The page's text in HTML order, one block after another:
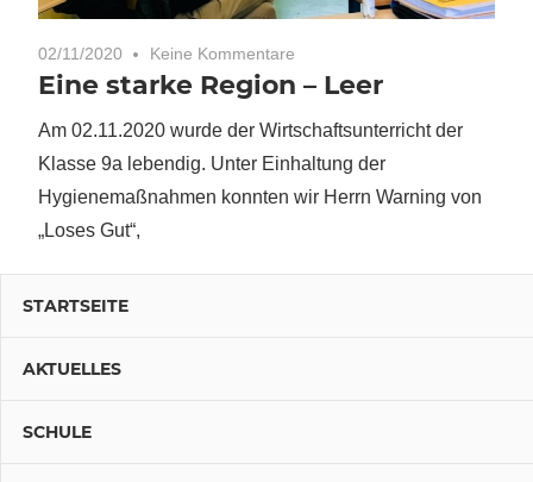
02/11/2020 Keine Kommentare
Eine starke Region – Leer
Am 02.11.2020 wurde der Wirtschaftsunterricht der
Klasse 9a lebendig. Unter Einhaltung der
Hygienemaßnahmen konnten wir Herrn Warning von
„Loses Gut“,
STARTSEITE
AKTUELLES
SCHULE